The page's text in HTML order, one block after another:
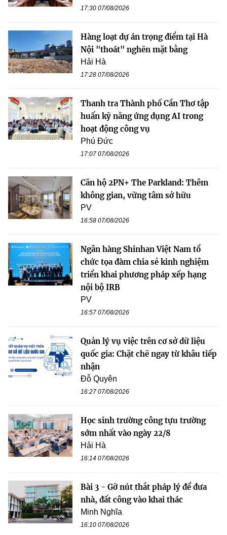
17:30 07/08/2026
Hàng loạt dự án trọng điểm tại Hà
Nội "thoát" nghẽn mặt bằng
Hải Hà
17:28 07/08/2026
Thanh tra Thành phố Cần Thơ tập
huấn kỹ năng ứng dụng AI trong
hoạt động công vụ
Phú Đức
17:07 07/08/2026
Căn hộ 2PN+ The Parkland: Thêm
không gian, vững tâm sở hữu
PV
16:58 07/08/2026
Ngân hàng Shinhan Việt Nam tổ
chức tọa đàm chia sẻ kinh nghiệm
triển khai phương pháp xếp hạng
nội bộ IRB
PV
16:57 07/08/2026
Quản lý vụ việc trên cơ sở dữ liệu
quốc gia: Chặt chẽ ngay từ khâu tiếp
nhận
Đỗ Quyên
16:27 07/08/2026
Học sinh trường công tựu trường
sớm nhất vào ngày 22/8
Hải Hà
16:14 07/08/2026
Bài 3 - Gỡ nút thắt pháp lý để đưa
nhà, đất công vào khai thác
Minh Nghĩa
16:10 07/08/2026